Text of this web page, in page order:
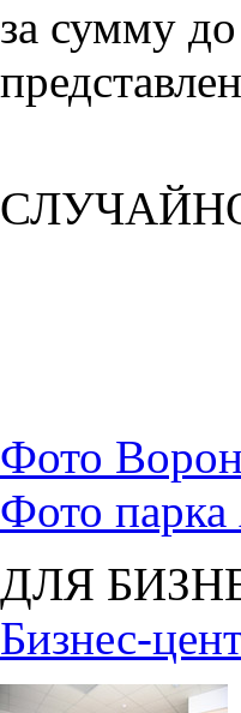
за сумму
Фото
Фото
ДЛЯ
Бизнес-